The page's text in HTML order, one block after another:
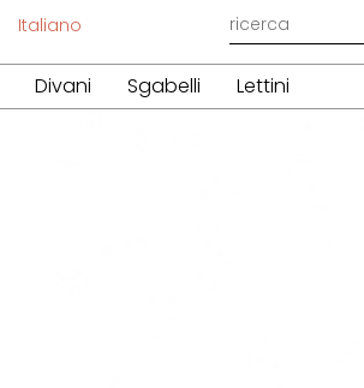
Italiano
Divani Sgabelli Lettini